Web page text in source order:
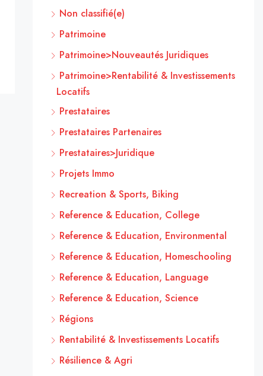
Non classifié(e)
Patrimoine
Patrimoine>Nouveautés Juridiques
Patrimoine>Rentabilité & Investissements
Locatifs
Prestataires
Prestataires Partenaires
Prestataires>Juridique
Projets Immo
Recreation & Sports, Biking
Reference & Education, College
Reference & Education, Environmental
Reference & Education, Homeschooling
Reference & Education, Language
Reference & Education, Science
Régions
Rentabilité & Investissements Locatifs
Résilience & Agri